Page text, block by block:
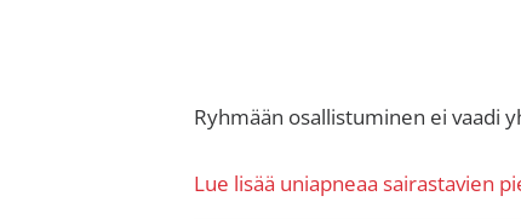
Ryhmään osallistuminen ei vaadi
Lue lisää uniapneaa sairastavien